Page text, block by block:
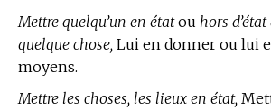
Mettre quelqu’un en étatou hors
quelque chose, Lui en donner ou lui
moyens.
Mettre les choses, les lieux en état,